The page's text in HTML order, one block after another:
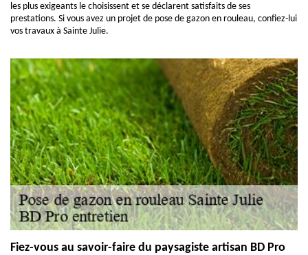
les plus exigeants le choisissent et se déclarent satisfaits de ses
prestations. Si vous avez un projet de pose de gazon en rouleau, confiez-lui
vos travaux à Sainte Julie.
Fiez-vous au savoir-faire du paysagiste artisan BD Pro